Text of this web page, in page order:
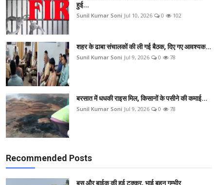
हुई...
Sunil Kumar Soni Jul 10, 2026 0 102
शहर के ढाबा संचालकों की ली गई बैठक, दिए गए आवश्यक...
Sunil Kumar Soni Jul 9, 2026 0 78
बरसात में धधकी राइस मिल, किसानों के पसीने की कमाई...
Sunil Kumar Soni Jul 9, 2026 0 78
Recommended Posts
बस और बाईक की हुई टक्कर, भाई बहन गम्भीर